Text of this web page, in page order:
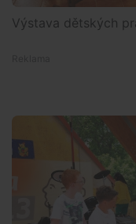
Výstava dětských